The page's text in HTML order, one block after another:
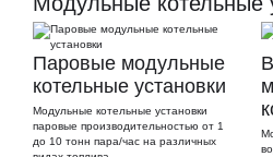
Паровые модульные
котельные установки
Модульные котельные установки
паровые производительностью от 1
до 10 тонн пара/час на различных